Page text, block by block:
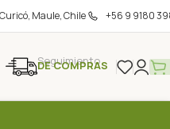
Maule, Chile +56 9 9180
Seguimiento
DE COMPRAS